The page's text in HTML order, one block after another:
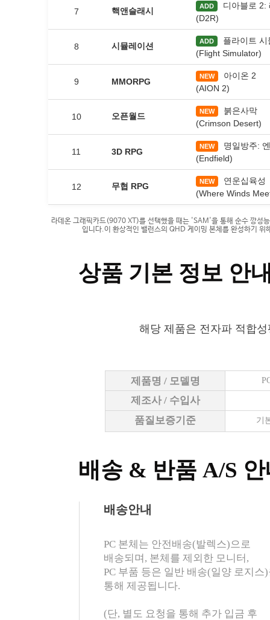
7 핵앤슬래시 ADD
디아블로 2:
(D2R)
8 시뮬레이션 ADD
플라이트 시
(Flight Simulator)
9 MMORPG
NEW
아이온 2
(AION 2)
10 오픈월드 NEW
붉은사막
(Crimson Desert)
11 3D RPG
NEW
명일방주:
(Endfield)
12 무협 RPG NEW
연운십육성
(Where Winds
라데온 그래픽카드(9070 XT)를 선택했을 때는 'SAM'을 통해 순수 깡성
입니다.이 환상적인 밸런스의 QHD 게이밍 본체를 완성하기
배송 & 반품 A/S
PC 본체는 안전배송(발렉스)으로
배송되며, 본체를 제외한 모니터,
PC 부품 등은 일반 배송(일양 로지스
통해 제공됩니다.
(단, 별도 요청을 통해 추가 입금 후
배송안내
상품 기본 정보 안
해당 제품은 전자파 적합
제품명 / 모델명
제조사 / 수입사
품질보증기준
기